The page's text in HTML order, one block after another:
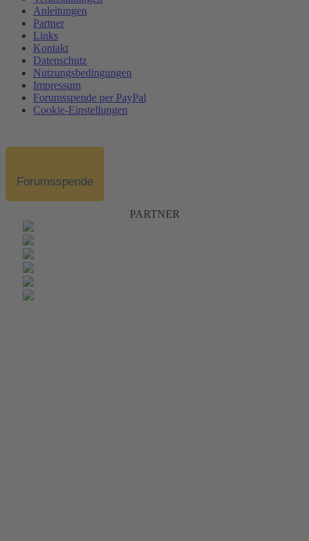
Anleitungen
Partner
Links
Kontakt
Datenschutz
Nutzungsbedingungen
Impressum
Forumsspende per PayPal
Cookie-Einstellungen
Forumsspende
PARTNER